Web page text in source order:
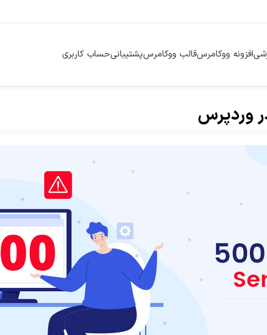
افزونه ووکامرسقالب ووکامرسپشتیبانیحساب کاربری